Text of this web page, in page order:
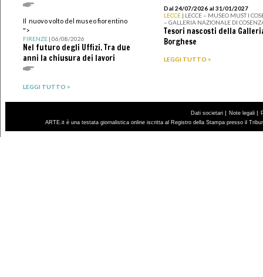
Il nuovo volto del museo fiorentino
">
FIRENZE| 06/08/2026
Nel futuro degli Uffizi. Tra due
anni la chiusura dei lavori
LEGGI TUTTO >
Dal 24/07/2026 al 31/01/2027
LECCE | LECCE – MUSEO MUST I
– GALLERIA NAZIONALE DI
Tesori nascosti della
Borghese
LEGGI TUTTO >
Dati societari | Note legali |
ARTE.it è una testata giornalistica online iscritta al Registro della Stampa presso il